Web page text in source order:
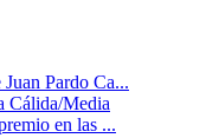
Pardo Ca...
Cálida/Media
en las ...